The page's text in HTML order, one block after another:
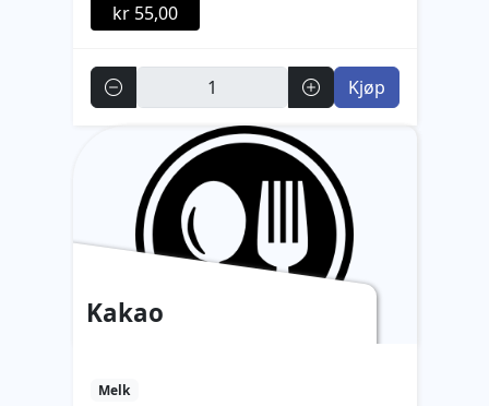
kr 55,00
Antall Kjøp
Kakao
Melk